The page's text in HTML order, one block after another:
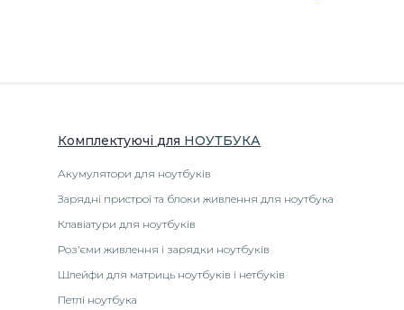
Комплектуючі для НОУТБУКА
Акумулятори для ноутбуків
Зарядні пристрої та блоки живлення для ноутбука
Клавіатури для ноутбуків
Роз'єми живлення і зарядки ноутбуків
Шлейфи для матриць ноутбуків і нетбуків
Петлі ноутбука